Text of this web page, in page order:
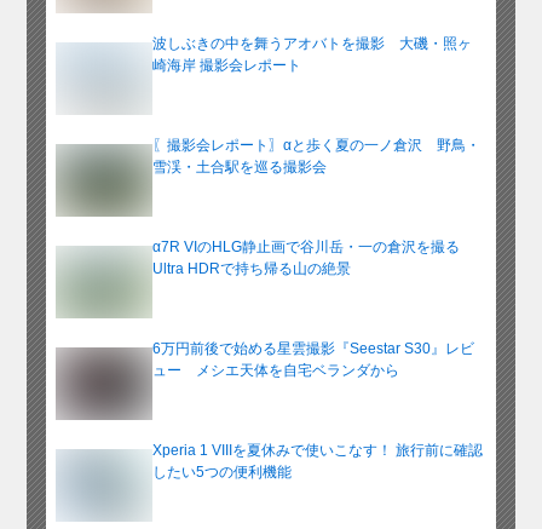
波しぶきの中を舞うアオバトを撮影 大磯・照ヶ
崎海岸 撮影会レポート
〖撮影会レポート〗αと歩く夏の一ノ倉沢 野鳥・
雪渓・土合駅を巡る撮影会
α7R VIのHLG静止画で谷川岳・一の倉沢を撮る
Ultra HDRで持ち帰る山の絶景
6万円前後で始める星雲撮影『Seestar S30』レビ
ュー メシエ天体を自宅ベランダから
Xperia 1 VIIIを夏休みで使いこなす！ 旅行前に確認
したい5つの便利機能